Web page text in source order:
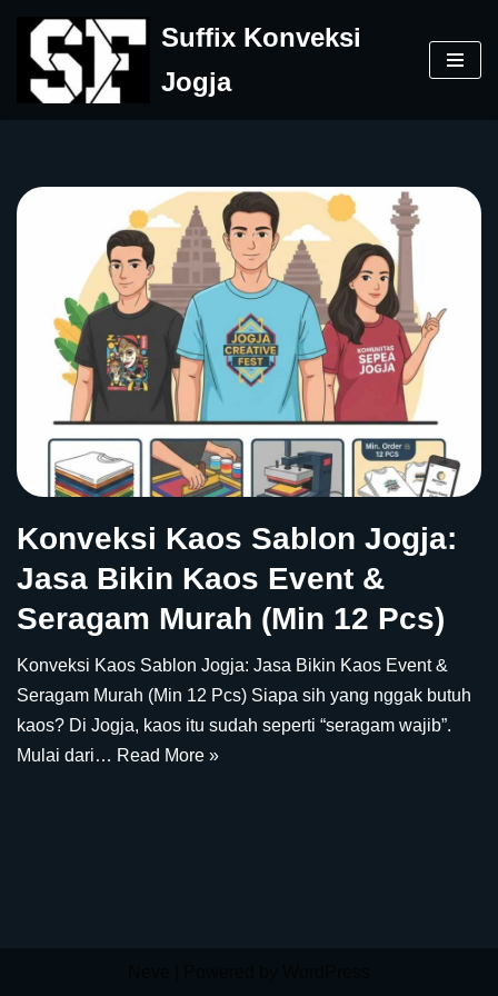
Skip
to
Suffix Konveksi
Jogja
Konveksi Kaos Sablon Jogja:
Jasa Bikin Kaos Event &
Seragam Murah (Min 12 Pcs)
Konveksi Kaos Sablon Jogja: Jasa Bikin Kaos Event &
Seragam Murah (Min 12 Pcs) Siapa sih yang nggak butuh
kaos? Di Jogja, kaos itu sudah seperti “seragam wajib”.
Mulai dari… Read More »